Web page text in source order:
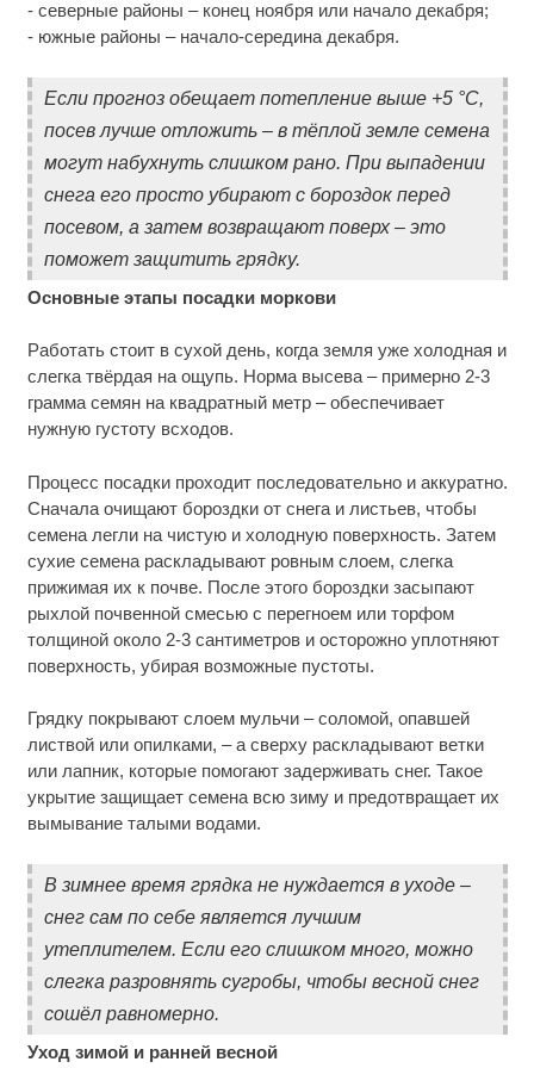
- северные районы – конец ноября или начало декабря;
- южные районы – начало-середина декабря.
Если прогноз обещает потепление выше +5 °C,
посев лучше отложить – в тёплой земле семена
могут набухнуть слишком рано. При выпадении
снега его просто убирают с бороздок перед
посевом, а затем возвращают поверх – это
поможет защитить грядку.
Основные этапы посадки моркови
Работать стоит в сухой день, когда земля уже холодная и
слегка твёрдая на ощупь. Норма высева – примерно 2-3
грамма семян на квадратный метр – обеспечивает
нужную густоту всходов.
Процесс посадки проходит последовательно и аккуратно.
Сначала очищают бороздки от снега и листьев, чтобы
семена легли на чистую и холодную поверхность. Затем
сухие семена раскладывают ровным слоем, слегка
прижимая их к почве. После этого бороздки засыпают
рыхлой почвенной смесью с перегноем или торфом
толщиной около 2-3 сантиметров и осторожно уплотняют
поверхность, убирая возможные пустоты.
Грядку покрывают слоем мульчи – соломой, опавшей
листвой или опилками, – а сверху раскладывают ветки
или лапник, которые помогают задерживать снег. Такое
укрытие защищает семена всю зиму и предотвращает их
вымывание талыми водами.
В зимнее время грядка не нуждается в уходе –
снег сам по себе является лучшим
утеплителем. Если его слишком много, можно
слегка разровнять сугробы, чтобы весной снег
сошёл равномерно.
Уход зимой и ранней весной